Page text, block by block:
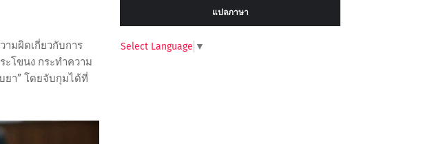
ามผิดเกี่ยวกับการ
โขนง กระทำความ
า” โดยจับกุมได้ที่
แปลภาษา
Select Language ▼